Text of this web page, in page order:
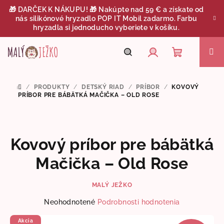
Prejsť
🎁 DARČEK K NÁKUPU! 🎁 Nakúpte nad 59 € a získate od
nás silikónové hryzadlo POP IT Mobil zadarmo. Farbu
hryzadla si jednoducho vyberiete v košíku.
Nákupný
DOMOV
/ PRODUKTY / DETSKÝ RIAD / PRÍBOR /
KOVOVÝ
PRÍBOR PRE BÁBÄTKÁ MAČIČKA – OLD ROSE
Kovový príbor pre bábätká
Mačička – Old Rose
MALÝ JEŽKO
Priemerné
Neohodnotené Podrobnosti hodnotenia
Akcia